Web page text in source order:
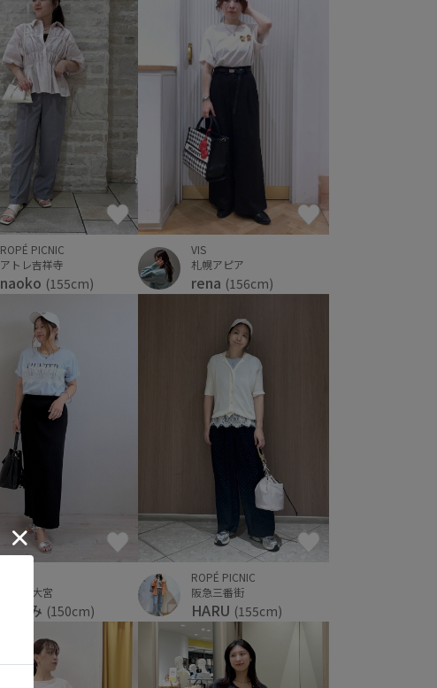
ROPÉ PICNIC
アトレ吉祥寺
naoko (155cm)
VIS
札幌アピア
rena (156cm)
ルミネ大宮
ゆーみ (150cm)
ROPÉ PICNIC
阪急三番街
HARU (155cm)